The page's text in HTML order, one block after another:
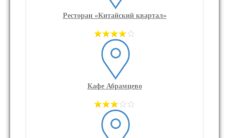
Ресторан «Китайский квартал»
Кафе Абрамцево